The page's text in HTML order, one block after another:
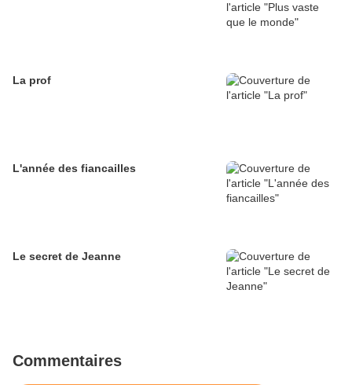
La prof
L'année des fiancailles
Le secret de Jeanne
Commentaires